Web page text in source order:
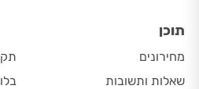
תוכן
מחירונים
שאלות ותשובות